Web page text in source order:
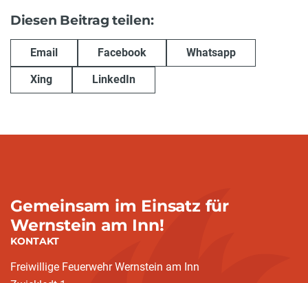
Diesen Beitrag teilen:
Email Facebook Whatsapp
Xing LinkedIn
Gemeinsam im Einsatz für
Wernstein am Inn!
KONTAKT
Freiwillige Feuerwehr Wernstein am Inn